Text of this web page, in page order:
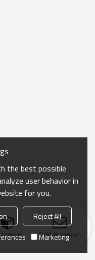
Anfrage senden
the best possible
user behavior in
for you.
Reject All
Marketing